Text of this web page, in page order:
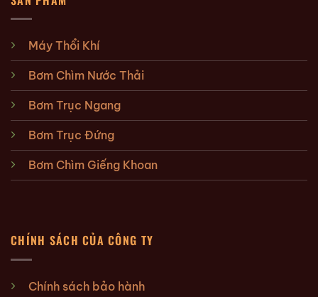
Máy Thổi Khí
Bơm Chìm Nước Thải
Bơm Trục Ngang
Bơm Trục Đứng
Bơm Chìm Giếng Khoan
CHÍNH SÁCH CỦA CÔNG TY
Chính sách bảo hành